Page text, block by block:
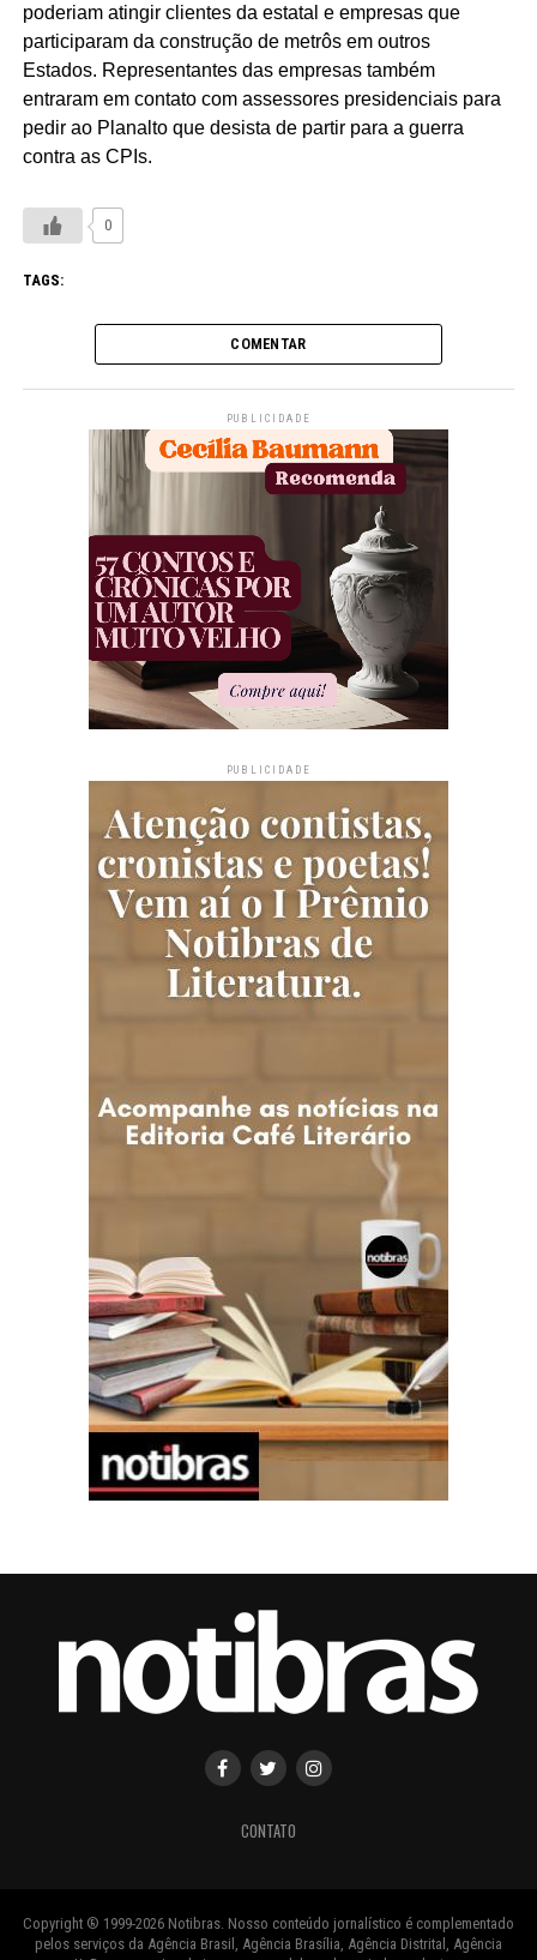
poderiam atingir clientes da estatal e empresas que
participaram da construção de metrôs em outros
Estados. Representantes das empresas também
entraram em contato com assessores presidenciais para
pedir ao Planalto que desista de partir para a guerra
contra as CPIs.
0
TAGS:
COMENTAR
PUBLICIDADE
PUBLICIDADE
CONTATO
Copyright ® 1999-2026 Notibras. Nosso conteúdo jornalístico é complementado
pelos serviços da Agência Brasil, Agência Brasília, Agência Distrital, Agência